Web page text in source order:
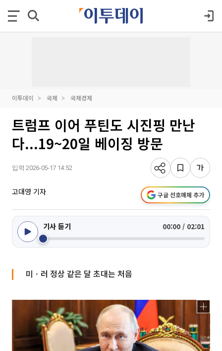
이투데이 국제 국제경제
트럼프 이어 푸틴도 시진핑 만난
다...19~20일 베이징 방문
입력 2026-05-17 14:52
고대영 기자 구글 선호매체 추가
기사 듣기 00:00 / 02:01
미ㆍ러 정상 같은 달 초대는 처음